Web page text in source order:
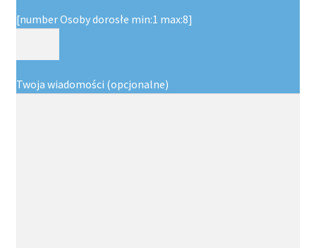
[number Osoby dorosłe min:1 max:8]
Twoja wiadomości (opcjonalne)